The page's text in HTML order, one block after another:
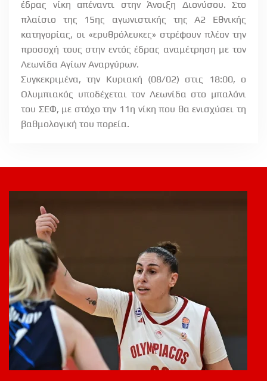
έδρας νίκη απέναντι στην Άνοιξη Διονύσου. Στο
πλαίσιο της 15ης αγωνιστικής της Α2 Εθνικής
κατηγορίας, οι «ερυθρόλευκες» στρέφουν πλέον την
προσοχή τους στην εντός έδρας αναμέτρηση με τον
Λεωνίδα Αγίων Αναργύρων.
Συγκεκριμένα, την Κυριακή (08/02) στις 18:00, ο
Ολυμπιακός υποδέχεται τον Λεωνίδα στο μπαλόνι
του ΣΕΦ, με στόχο την 11η νίκη που θα ενισχύσει τη
βαθμολογική του πορεία.